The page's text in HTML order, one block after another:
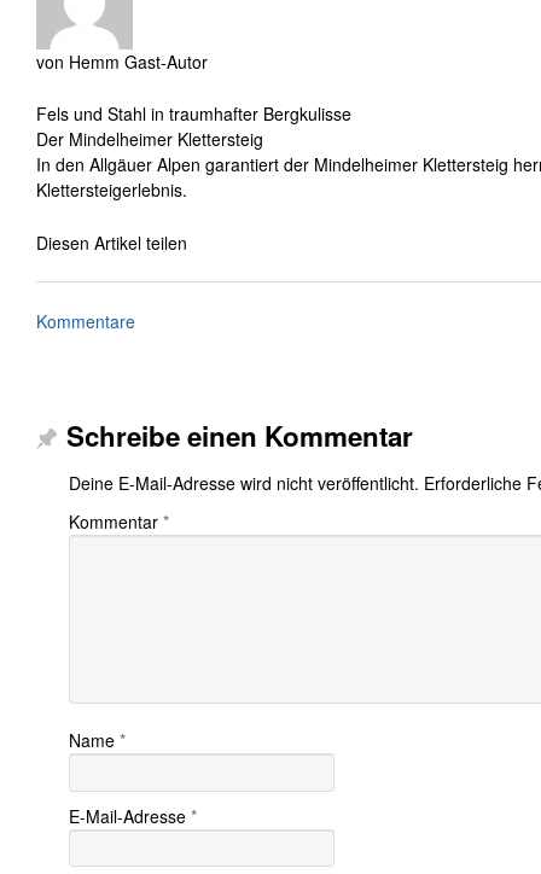
von Hemm Gast-Autor
Fels und Stahl in traumhafter Bergkulisse
Der Mindelheimer Klettersteig
In den Allgäuer Alpen garantiert der Mindelheimer Klettersteig
Klettersteigerlebnis.
Diesen Artikel teilen
Kommentare
Schreibe einen Kommentar
Deine E-Mail-Adresse wird nicht veröffentlicht. Erforderliche
Kommentar *
Name *
E-Mail-Adresse *